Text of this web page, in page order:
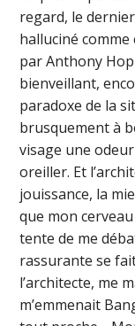
regard, le
halluciné
par Anthony
bienveillant,
paradoxe de la
brusquement à
visage une
oreiller. Et
jouissance, la
que mon
tente de me
rassurante se
l’architecte, me
m’emmenait